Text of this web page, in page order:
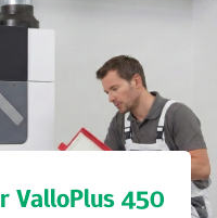
ValloPlus 450